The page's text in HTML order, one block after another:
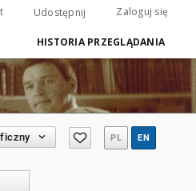
Udostępnij Zaloguj się
HISTORIA PRZEGLĄDANIA
PL EN